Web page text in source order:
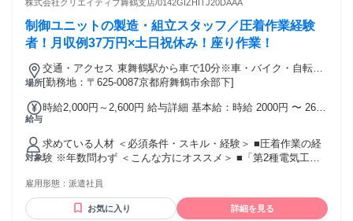
株式会社クリエイティブ舞鶴支店/0142GIZHITJ20DAAA
制御ユニットの製造・組立スタッフ／圧着作業経験
者！月収例37万円×土日祝休み！座り作業！
場所
交通・アクセス 東舞鶴駅から車で10分※車・バイク・自転車
通勤OK
[勤務地：〒625-0087京都府舞鶴市余部下]
給与
時給2,000円～2,600円 給与詳細 基本給：時給 2000円 〜 2600
対象
求めている人材 ＜必須条件・スキル・経験＞ ■圧着作業の経
験 ※年数問わず ＜こんな方にオススメ＞ ■「第2種電気工事
るのが好き」な方 ■「高収入を目指したい」方 ■「日勤の仕事
を探している」方 ■「お休みはしっかり取得したい」方 ■「配
線圧着の経験を活かしたい」方 ■「はんだ付けの経験を活か
雇用形態： 派遣社員
お気に入り 詳細を見る